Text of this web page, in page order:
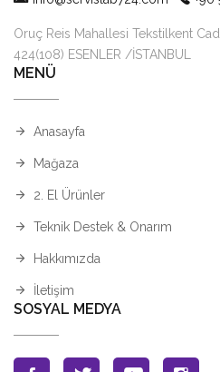
Oruç Reis Mahallesi Tekstilkent
424(108) ESENLER /İSTANBUL
MENÜ
Anasayfa
Mağaza
2. El Ürünler
Teknik Destek & Onarım
Hakkımızda
İletişim
SOSYAL MEDYA